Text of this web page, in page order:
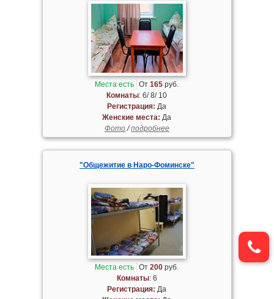
Места есть От165 руб.
Комнаты: 6/ 8/ 10
Регистрация: Да
Женские места: Да
Фото/подробнее
"Общежитие в Наро-Фоминске"
Места есть От200 руб.
Комнаты: 6
Регистрация: Да